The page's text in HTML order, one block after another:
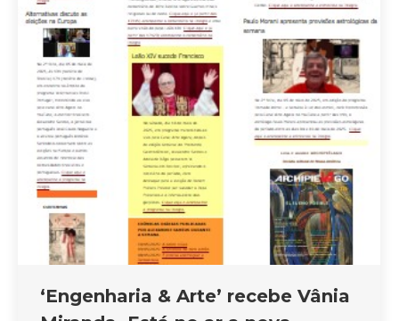
‘Engenharia & Arte’ recebe Vânia